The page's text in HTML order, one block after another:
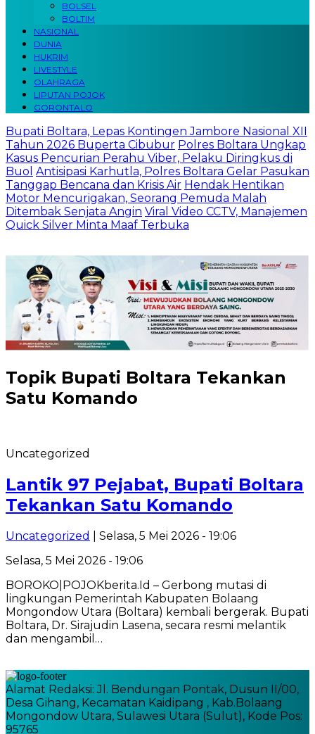
BOLSEL
BOLTIM
NASIONAL
DUNIA
HUKRIM
LIVESTYLE
OLAHRAGA
LIPUTAN POJOK
GORONTALO
Bupati Boltara, Lepas Kontingen Jambore Nasional XII
Tahun 2026 Buperta Cibubur Polres Boltara Ungkap
Kasus Pencurian Perahu Viber, Pelaku Diringkus di
Buol Antisipasi Karhutla, Polres Boltara Gelar Pasukan
Tanggap Bencana dan Krisis Air Hendak Hentikan
Motor Mencurigakan, Seorang Pemuda Malah
Ditembak Senjata Angin Viral Video CCTV, Manajemen
Quick Silver Minta Maaf Terbuka
Topik Bupati Boltara Tekankan
Satu Komando
Uncategorized
Lantik 97 Pejabat, Bupati Boltara
Tekankan Satu Komando
Uncategorized
| Selasa, 5 Mei 2026 - 19:06
Selasa, 5 Mei 2026 - 19:06
BOROKO|POJOKberita.Id – Gerbong mutasi di
lingkungan Pemerintah Kabupaten Bolaang
Mongondow Utara (Boltara) kembali bergerak. Bupati
Boltara, Dr. Sirajudin Lasena, secara resmi melantik
dan mengambil…
Alamat Redaksi: Jl. Bendungan Pontak, Dusun II/00,
Desa Gihang, Kecamatan Kaidipang , Kab.Bolaang
Mongondow Utara, Sulawesi Utara (Sulut), Kode Pos:
95765